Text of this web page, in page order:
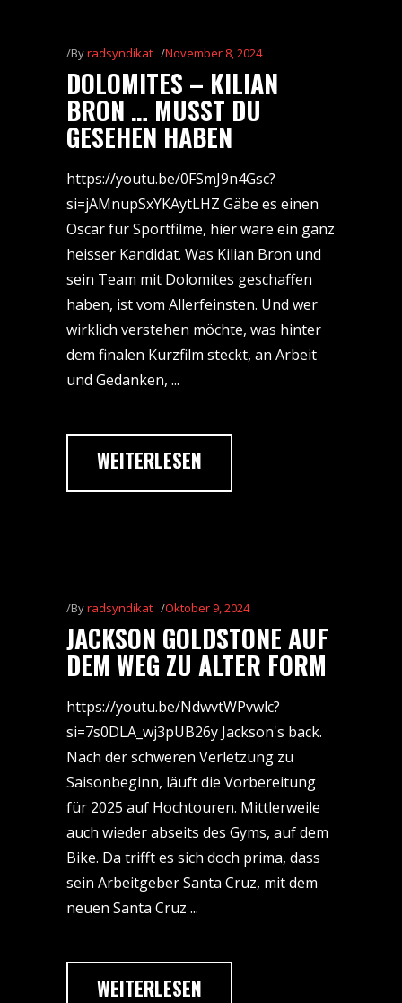
Byradsyndikat November 8, 2024
DOLOMITES – KILIAN
BRON … MUSST DU
GESEHEN HABEN
https://youtu.be/0FSmJ9n4Gsc?
si=jAMnupSxYKAytLHZ Gäbe es einen
Oscar für Sportfilme, hier wäre ein ganz
heisser Kandidat. Was Kilian Bron und
sein Team mit Dolomites geschaffen
haben, ist vom Allerfeinsten. Und wer
wirklich verstehen möchte, was hinter
dem finalen Kurzfilm steckt, an Arbeit
und Gedanken,
WEITERLESEN
Byradsyndikat Oktober 9, 2024
JACKSON GOLDSTONE AUF
DEM WEG ZU ALTER FORM
https://youtu.be/NdwvtWPvwlc?
si=7s0DLA_wj3pUB26y Jackson's back.
Nach der schweren Verletzung zu
Saisonbeginn, läuft die Vorbereitung
für 2025 auf Hochtouren. Mittlerweile
auch wieder abseits des Gyms, auf dem
Bike. Da trifft es sich doch prima, dass
sein Arbeitgeber Santa Cruz, mit dem
neuen Santa Cruz
WEITERLESEN